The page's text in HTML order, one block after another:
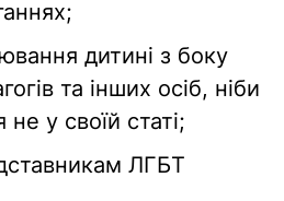
дитині з боку
та інших осіб, ніби
у своїй статі;
ЛГБТ